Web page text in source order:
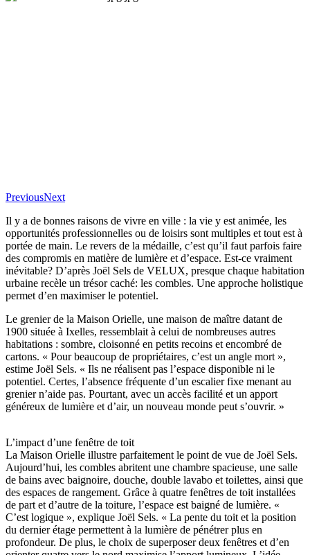
PreviousNext
Il y a de bonnes raisons de vivre en ville : la vie y est animée, les
opportunités professionnelles ou de loisirs sont multiples et tout est à
portée de main. Le revers de la médaille, c’est qu’il faut parfois faire
des compromis en matière de lumière et d’espace. Est-ce vraiment
inévitable? D’après Joël Sels de VELUX, presque chaque habitation
urbaine recèle un trésor caché: les combles. Une approche holistique
permet d’en maximiser le potentiel.
Le grenier de la Maison Orielle, une maison de maître datant de
1900 située à Ixelles, ressemblait à celui de nombreuses autres
habitations : sombre, cloisonné en petits recoins et encombré de
cartons. « Pour beaucoup de propriétaires, c’est un angle mort »,
estime Joël Sels. « Ils ne réalisent pas l’espace disponible ni le
potentiel. Certes, l’absence fréquente d’un escalier fixe menant au
grenier n’aide pas. Pourtant, avec un accès facilité et un apport
généreux de lumière et d’air, un nouveau monde peut s’ouvrir. »
L’impact d’une fenêtre de toit
La Maison Orielle illustre parfaitement le point de vue de Joël Sels.
Aujourd’hui, les combles abritent une chambre spacieuse, une salle
de bains avec baignoire, douche, double lavabo et toilettes, ainsi que
des espaces de rangement. Grâce à quatre fenêtres de toit installées
de part et d’autre de la toiture, l’espace est baigné de lumière. «
C’est logique », explique Joël Sels. « La pente du toit et la position
du dernier étage permettent à la lumière de pénétrer plus en
profondeur. De plus, le choix de superposer deux fenêtres et d’en